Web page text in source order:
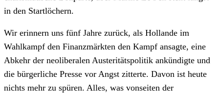
in den Startlöchern.
Wir erinnern uns fünf Jahre zurück, als Hollande im
Wahlkampf den Finanzmärkten den Kampf ansagte, eine
Abkehr der neoliberalen Austeritätspolitik ankündigte und
die bürgerliche Presse vor Angst zitterte. Davon ist heute
nichts mehr zu spüren. Alles, was vonseiten der